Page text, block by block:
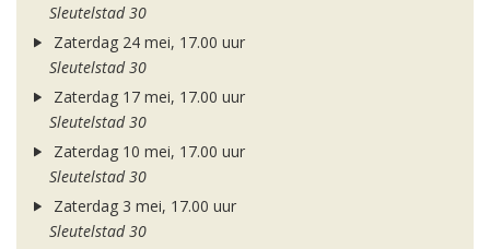
Sleutelstad 30
Zaterdag 24 mei, 17.00 uur
Sleutelstad 30
Zaterdag 17 mei, 17.00 uur
Sleutelstad 30
Zaterdag 10 mei, 17.00 uur
Sleutelstad 30
Zaterdag 3 mei, 17.00 uur
Sleutelstad 30